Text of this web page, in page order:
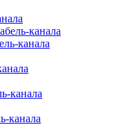
канала
канала
канала
канала